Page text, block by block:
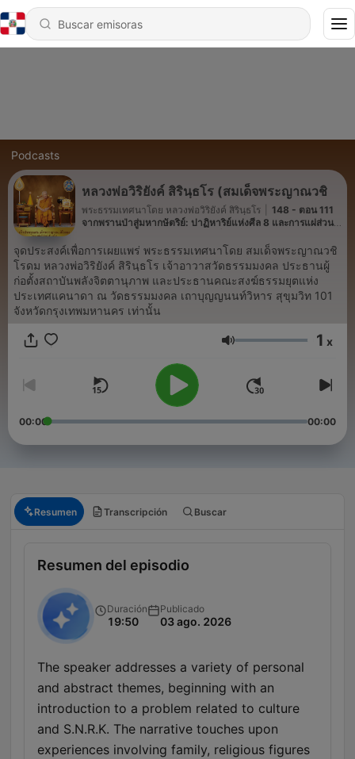
Podcasts
หลวงพ่อวิริยังค์ สิรินฺธโร (สมเด็จพระญาณวชิ
พระธรรมเทศนาโดย หลวงพ่อวิริยังค์ สิรินฺธโร
148 - ตอน 111
จากพรานป่าสู่มหากษัตริย์: ปาฏิหาริย์แห่งศีล 8 และการแผ่ส่วน
วิริยังค์ สิรินฺธโร)
จุดประสงค์เพื่อการเผยแพร่ พระธรรมเทศนาโดย สมเด็จพระญาณวชิ
โรดม หลวงพ่อวิริยังค์ สิรินฺธโร เจ้าอาวาสวัดธรรมมงคล ประธานผู้
ก่อตั้งสถาบันพลังจิตตานุภาพ และประธานคณะสงฆ์ธรรมยุตแห่ง
ประเทศแคนาดา ณ วัดธรรมมงคล เถาบุญญนนท์วิหาร สุขุมวิท 101
จังหวัดกรุงเทพมหานคร เท่านั้น
Volumen 1 x
00:00 00:00
Resumen Transcripción Buscar
Resumen del episodio
Duración
19:50
Publicado
03 ago. 2026
The speaker addresses a variety of personal
and abstract themes, beginning with an
introduction to a problem related to culture
and S.N.R.K. The narrative touches upon
experiences involving family, religious figures